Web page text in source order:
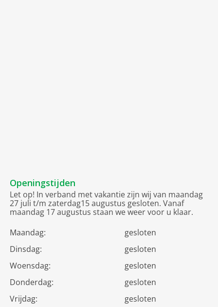
Openingstijden
Let op! In verband met vakantie zijn wij van maandag
27 juli t/m zaterdag15 augustus gesloten. Vanaf
maandag 17 augustus staan we weer voor u klaar.
Maandag:
gesloten
Dinsdag:
gesloten
Woensdag:
gesloten
Donderdag:
gesloten
Vrijdag:
gesloten